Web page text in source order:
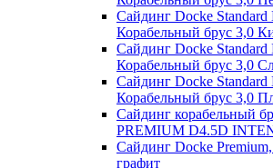
Сайдинг Docke
Корабельный брус 3,0
Сайдинг Docke
Корабельный брус 3,0
Сайдинг Docke
Корабельный брус 3,0
Сайдинг корабельный
PREMIUM D4.5D
Сайдинг Docke
графит